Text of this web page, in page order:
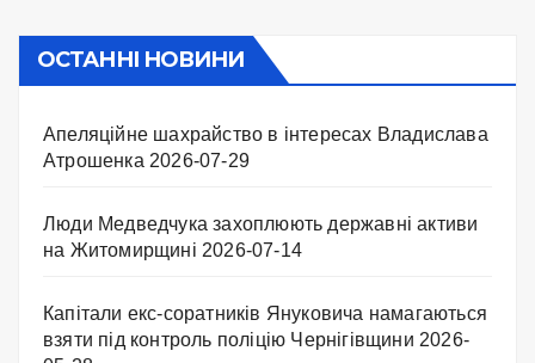
ОСТАННІ НОВИНИ
Апеляційне шахрайство в інтересах Владислава
Атрошенка 2026-07-29
Люди Медведчука захоплюють державні активи
на Житомирщині 2026-07-14
Капітали екс-соратників Януковича намагаються
взяти під контроль поліцію Чернігівщини 2026-